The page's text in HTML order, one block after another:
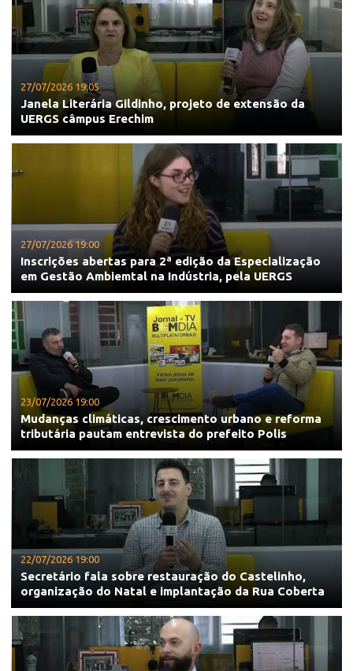
27/07/2026 19:05
Janela Literária Gildinho, projeto de extensão da
UERGS câmpus Erechim
27/07/2026 19:00
Inscrições abertas para 2ª edição da Especialização
em Gestão Ambiemtal na Indústria, pela UERGS
23/07/2026 19:00
Mudanças climáticas, crescimento urbano e reforma
tributária pautam entrevista do prefeito Polis
22/07/2026 19:00
Secretário fala sobre restauração do Castelinho,
organização do Natal e implantação da Rua Coberta